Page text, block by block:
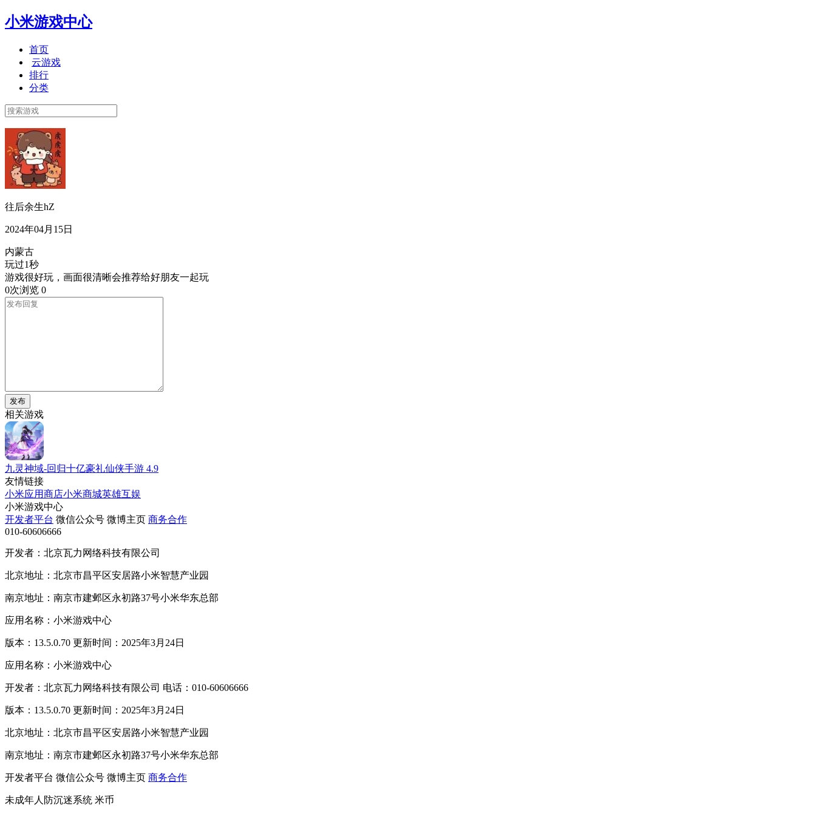
小米游戏中心
首页
云游戏
排行
分类
往后余生hZ
2024年04月15日
内蒙古
玩过1秒
游戏很好玩，画面很清晰会推荐给好朋友一起玩
0次浏览 0
发布
相关游戏
九灵神域-回归十亿豪礼仙侠手游 4.9
友情链接
小米应用商店小米商城英雄互娱
小米游戏中心
开发者平台 微信公众号 微博主页 商务合作
010-60606666
开发者：北京瓦力网络科技有限公司
北京地址：北京市昌平区安居路小米智慧产业园
南京地址：南京市建邺区永初路37号小米华东总部
应用名称：小米游戏中心
版本：13.5.0.70 更新时间：2025年3月24日
应用名称：小米游戏中心
开发者：北京瓦力网络科技有限公司 电话：010-60606666
版本：13.5.0.70 更新时间：2025年3月24日
北京地址：北京市昌平区安居路小米智慧产业园
南京地址：南京市建邺区永初路37号小米华东总部
开发者平台 微信公众号 微博主页 商务合作
未成年人防沉迷系统 米币